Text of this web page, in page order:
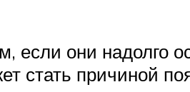
если они надолго
стать причиной